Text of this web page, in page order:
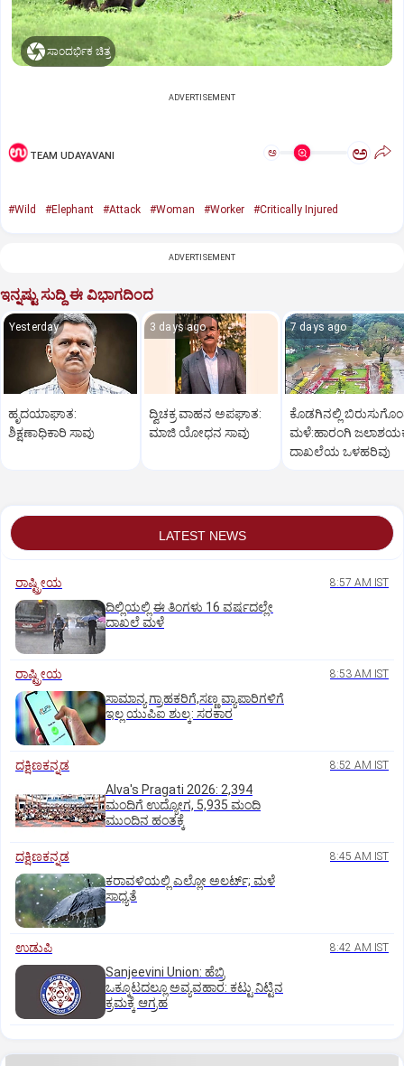
ಸಾಂದರ್ಭಿಕ ಚಿತ್ರ
ADVERTISEMENT
TEAM UDAYAVANI ಅ ಅ
#Wild #Elephant #Attack #Woman #Worker #Critically Injured
ADVERTISEMENT
ಇನ್ನಷ್ಟು ಸುದ್ದಿ ಈ ವಿಭಾಗದಿಂದ
Yesterday
ಹೃದಯಾಘಾತ:
ಶಿಕ್ಷಣಾಧಿಕಾರಿ ಸಾವು
3 days ago
ದ್ವಿಚಕ್ರ ವಾಹನ ಅಪಘಾತ:
ಮಾಜಿ ಯೋಧನ ಸಾವು
7 days ago
ಕೊಡಗಿನಲ್ಲಿ
ಮಳೆ:ಹಾರಂಗಿ
ದಾಖಲೆಯ ಒಳಹರಿವು
LATEST NEWS
ರಾಷ್ಟ್ರೀಯ 8:57 AM IST
ದಿಲ್ಲಿಯಲ್ಲಿ ಈ ತಿಂಗಳು 16 ವರ್ಷದಲ್ಲೇ
ದಾಖಲೆ ಮಳೆ
ರಾಷ್ಟ್ರೀಯ 8:53 AM IST
ಸಾಮಾನ್ಯ ಗ್ರಾಹಕರಿಗೆ,ಸಣ್ಣ ವ್ಯಾಪಾರಿಗಳಿಗೆ
ಇಲ್ಲ ಯುಪಿಐ ಶುಲ್ಕ: ಸರಕಾರ
ದಕ್ಷಿಣಕನ್ನಡ 8:52 AM IST
Alva's Pragati 2026: 2,394
ಮಂದಿಗೆ ಉದ್ಯೋಗ, 5,935 ಮಂದಿ
ಮುಂದಿನ ಹಂತಕ್ಕೆ
ದಕ್ಷಿಣಕನ್ನಡ 8:45 AM IST
ಕರಾವಳಿಯಲ್ಲಿ ಎಲ್ಲೋ ಅಲರ್ಟ್‌; ಮಳೆ
ಸಾಧ್ಯತೆ
ಉಡುಪಿ 8:42 AM IST
Sanjeevini Union: ಹೆಬ್ರಿ
ಒಕ್ಕೂಟದಲ್ಲೂ ಅವ್ಯವಹಾರ: ಕಟ್ಟು ನಿಟ್ಟಿನ
ಕ್ರಮಕ್ಕೆ ಆಗ್ರಹ